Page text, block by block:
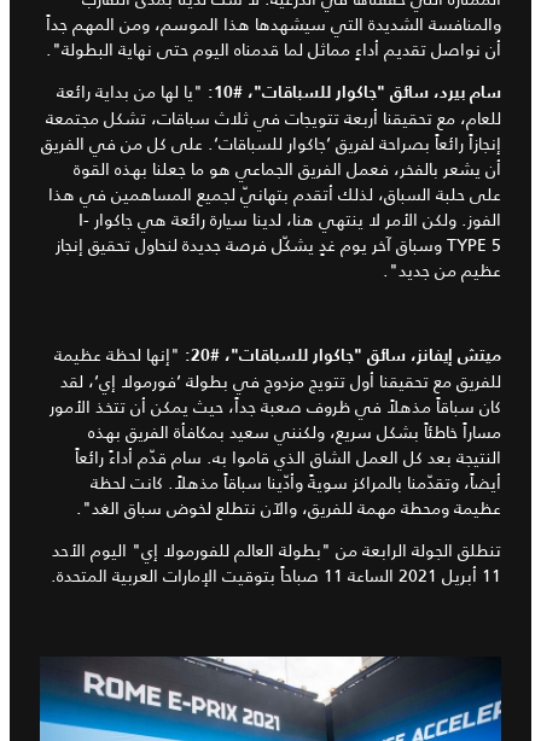
والمنافسة الشديدة التي سيشهدها هذا الموسم، ومن المهم جداً
أن نواصل تقديم أداءٍ مماثل لما قدمناه اليوم حتى نهاية البطولة".
سام بيرد، سائق "جاكوار للسباقات"، #10:
"يا لها من بداية رائعة
للعام، مع تحقيقنا أربعة تتويجات في ثلاث سباقات، تشكل مجتمعة
إنجازاً رائعاً بصراحة لفريق ‘جاكوار للسباقات‘. على كل من في الفريق
أن يشعر بالفخر، فعمل الفريق الجماعي هو ما جعلنا بهذه القوة
على حلبة السباق، لذلك أتقدم بتهانيّ لجميع المساهمين في هذا
الفوز. ولكن الأمر لا ينتهي هنا، لدينا سيارة رائعة هي جاكوار I-
TYPE 5 وسباق آخر يوم غدٍ يشكّل فرصة جديدة لنحاول تحقيق إنجاز
عظيم من جديد".
ميتش إيفانز، سائق "جاكوار للسباقات"، #20:
"إنها لحظة عظيمة
للفريق مع تحقيقنا أول تتويج مزدوج في بطولة ‘فورمولا إي‘، لقد
كان سباقاً مذهلاً في ظروف صعبة جداً، حيث يمكن أن تتخذ الأمور
مساراً خاطئاً بشكل سريع، ولكنني سعيد بمكافأة الفريق بهذه
النتيجة بعد كل العمل الشاق الذي قاموا به. سام قدّم أداءً رائعاً
أيضاً، وتقدّمنا بالمراكز سويةً وأدّينا سباقاً مذهلاً. كانت لحظة
عظيمة ومحطة مهمة للفريق، والآن نتطلع لخوض سباق الغد".
تنطلق الجولة الرابعة من "بطولة العالم للفورمولا إي" اليوم الأحد
11 أبريل 2021 الساعة 11 صباحاً بتوقيت الإمارات العربية المتحدة.